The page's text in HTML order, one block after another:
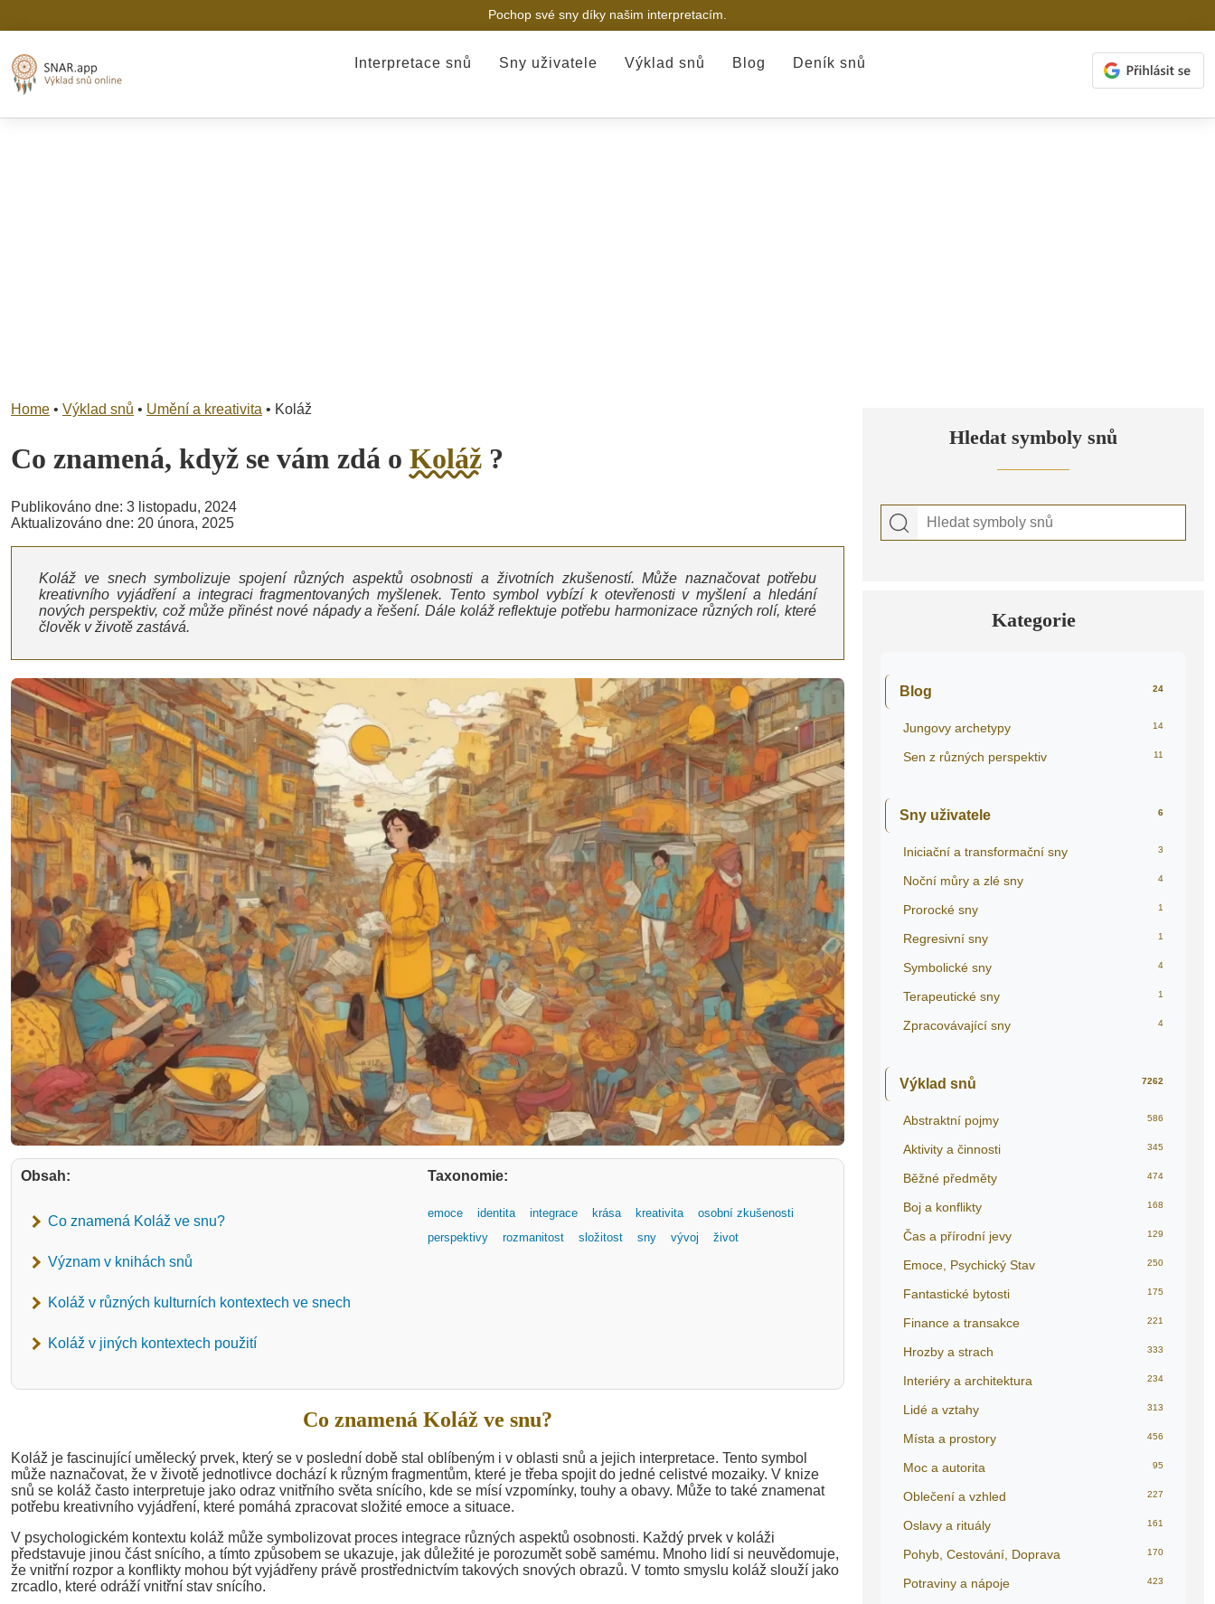
Pochop své sny díky našim interpretacím.
Interpretace snů Sny uživatele Výklad snů Blog Deník snů
Home • Výklad snů • Umění a kreativita • Koláž
Co znamená, když se vám zdá o Koláž ?
Publikováno dne: 3 listopadu, 2024
Aktualizováno dne: 20 února, 2025
Koláž ve snech symbolizuje spojení různých aspektů osobnosti a životních zkušeností. Může naznačovat potřebu
kreativního vyjádření a integraci fragmentovaných myšlenek. Tento symbol vybízí k otevřenosti v myšlení a hledání
nových perspektiv, což může přinést nové nápady a řešení. Dále koláž reflektuje potřebu harmonizace různých rolí, které
člověk v životě zastává.
Obsah:
Co znamená Koláž ve snu?
Význam v knihách snů
Koláž v různých kulturních kontextech ve snech
Koláž v jiných kontextech použití
Taxonomie:
emoce identita integrace krása kreativita
osobní zkušenosti
perspektivy
rozmanitost složitost sny vývoj život
Co znamená Koláž ve snu?
Koláž je fascinující umělecký prvek, který se v poslední době stal oblíbeným i v oblasti snů a jejich interpretace. Tento symbol
může naznačovat, že v životě jednotlivce dochází k různým fragmentům, které je třeba spojit do jedné celistvé mozaiky. V knize
snů se koláž často interpretuje jako odraz vnitřního světa snícího, kde se mísí vzpomínky, touhy a obavy. Může to také znamenat
potřebu kreativního vyjádření, které pomáhá zpracovat složité emoce a situace.
V psychologickém kontextu koláž může symbolizovat proces integrace různých aspektů osobnosti. Každý prvek v koláži
představuje jinou část snícího, a tímto způsobem se ukazuje, jak důležité je porozumět sobě samému. Mnoho lidí si neuvědomuje,
že vnitřní rozpor a konflikty mohou být vyjádřeny právě prostřednictvím takových snových obrazů. V tomto smyslu koláž slouží jako
zrcadlo, které odráží vnitřní stav snícího.
Hledat symboly snů
Kategorie
Blog 24
Jungovy archetypy 14
Sen z různých perspektiv 11
Sny uživatele 6
Iniciační a transformační sny 3
Noční můry a zlé sny 4
Prorocké sny 1
Regresivní sny 1
Symbolické sny 4
Terapeutické sny 1
Zpracovávající sny 4
Výklad snů 7262
Abstraktní pojmy 586
Aktivity a činnosti 345
Běžné předměty 474
Boj a konflikty 168
Čas a přírodní jevy 129
Emoce, Psychický Stav 250
Fantastické bytosti 175
Finance a transakce 221
Hrozby a strach 333
Interiéry a architektura 234
Lidé a vztahy 313
Místa a prostory 456
Moc a autorita 95
Oblečení a vzhled 227
Oslavy a rituály 161
Pohyb, Cestování, Doprava 170
Potraviny a nápoje 423